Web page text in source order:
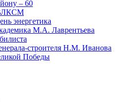
– 60
энергетика
М.А. Лаврентьева
строителя Н.М. Иванова
Победы